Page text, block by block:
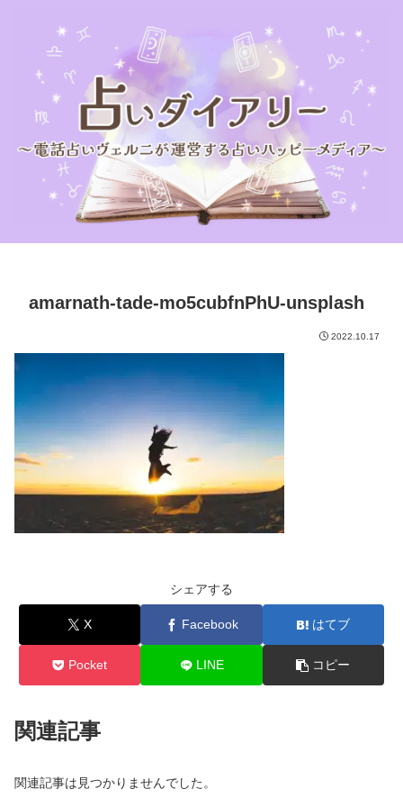
amarnath-tade-mo5cubfnPhU-unsplash
2022.10.17
シェアする
X Facebook はてブ
Pocket LINE コピー
関連記事
関連記事は見つかりませんでした。